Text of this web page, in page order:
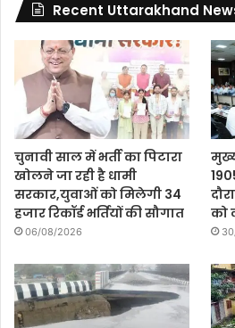
Recent Uttarakhand
चुनावी साल में भर्ती का पिटारा
खोलने जा रही है धामी
सरकार,युवाओं को मिलेगी 34
हजार रिकॉर्ड भर्तियों की सौगात
06/08/2026
को